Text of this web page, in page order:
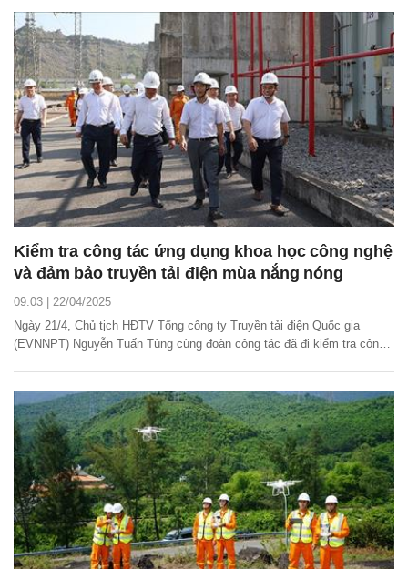
Kiểm tra công tác ứng dụng khoa học công nghệ
và đảm bảo truyền tải điện mùa nắng nóng
09:03 | 22/04/2025
Ngày 21/4, Chủ tịch HĐTV Tổng công ty Truyền tải điện Quốc gia
(EVNNPT) Nguyễn Tuấn Tùng cùng đoàn công tác đã đi kiểm tra công
(PTC1).